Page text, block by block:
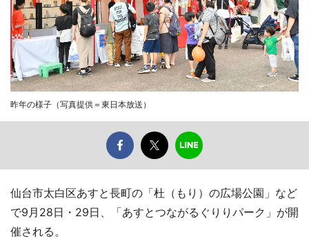
昨年の様子（写真提供＝東日本放送）
仙台市太白区あすと長町の「杜（もり）の広場公園」など
で9月28日・29日、「あすとつながるぐりりパーク」が開
催される。